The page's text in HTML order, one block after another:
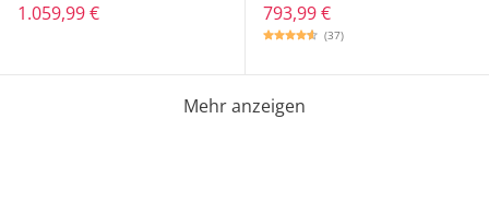
1.059,99 € 793,99 €
(37)
Mehr anzeigen